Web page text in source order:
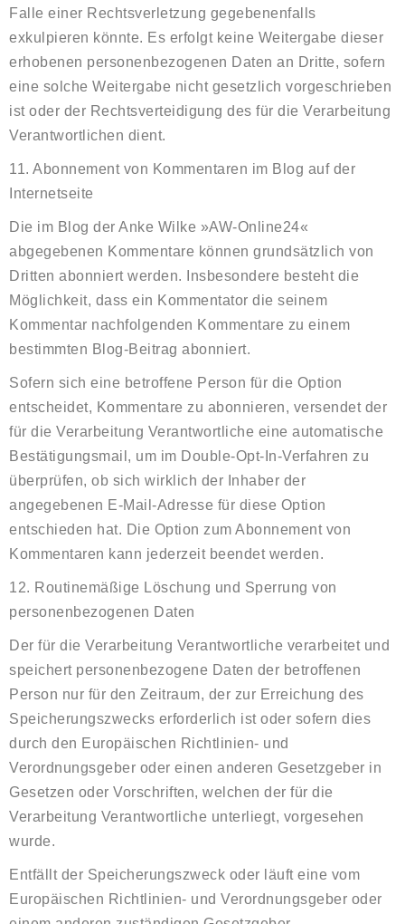
Falle einer Rechtsverletzung gegebenenfalls
exkulpieren könnte. Es erfolgt keine Weitergabe dieser
erhobenen personenbezogenen Daten an Dritte, sofern
eine solche Weitergabe nicht gesetzlich vorgeschrieben
ist oder der Rechtsverteidigung des für die Verarbeitung
Verantwortlichen dient.
11. Abonnement von Kommentaren im Blog auf der
Internetseite
Die im Blog der Anke Wilke »AW-Online24«
abgegebenen Kommentare können grundsätzlich von
Dritten abonniert werden. Insbesondere besteht die
Möglichkeit, dass ein Kommentator die seinem
Kommentar nachfolgenden Kommentare zu einem
bestimmten Blog-Beitrag abonniert.
Sofern sich eine betroffene Person für die Option
entscheidet, Kommentare zu abonnieren, versendet der
für die Verarbeitung Verantwortliche eine automatische
Bestätigungsmail, um im Double-Opt-In-Verfahren zu
überprüfen, ob sich wirklich der Inhaber der
angegebenen E-Mail-Adresse für diese Option
entschieden hat. Die Option zum Abonnement von
Kommentaren kann jederzeit beendet werden.
12. Routinemäßige Löschung und Sperrung von
personenbezogenen Daten
Der für die Verarbeitung Verantwortliche verarbeitet und
speichert personenbezogene Daten der betroffenen
Person nur für den Zeitraum, der zur Erreichung des
Speicherungszwecks erforderlich ist oder sofern dies
durch den Europäischen Richtlinien- und
Verordnungsgeber oder einen anderen Gesetzgeber in
Gesetzen oder Vorschriften, welchen der für die
Verarbeitung Verantwortliche unterliegt, vorgesehen
wurde.
Entfällt der Speicherungszweck oder läuft eine vom
Europäischen Richtlinien- und Verordnungsgeber oder